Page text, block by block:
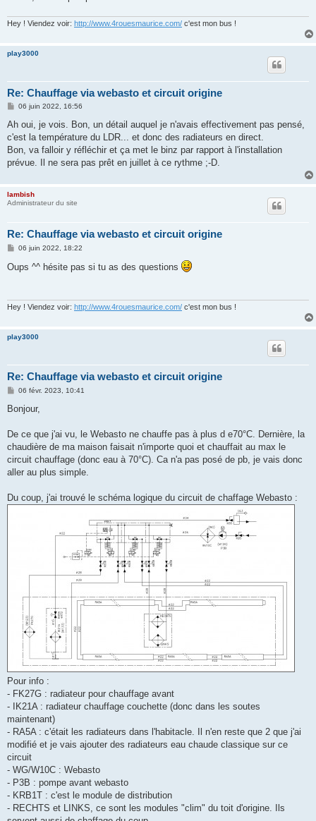
Hey ! Viendez voir: http://www.4rouesmaurice.com/ c'est mon bus !
play3000
Re: Chauffage via webasto et circuit origine
M
s
a
g
06 juin 2022, 16:56
Ah oui, je vois. Bon, un détail auquel je n'avais effectivement pas pensé,
c'est la température du LDR... et donc des radiateurs en direct.
Bon, va falloir y réfléchir et ça met le binz par rapport à l'installation
prévue. Il ne sera pas prêt en juillet à ce rythme ;-D.
lambish
Administrateur du site
Re: Chauffage via webasto et circuit origine
M
s
s
06 juin 2022, 18:22
Oups ^^ hésite pas si tu as des questions
Hey ! Viendez voir: http://www.4rouesmaurice.com/ c'est mon bus !
play3000
Re: Chauffage via webasto et circuit origine
M
s
g
06 févr. 2023, 10:41
Bonjour,
De ce que j'ai vu, le Webasto ne chauffe pas à plus d e70°C. Dernière, la
chaudière de ma maison faisait n'importe quoi et chauffait au max le
circuit chauffage (donc eau à 70°C). Ca n'a pas posé de pb, je vais donc
aller au plus simple.
Du coup, j'ai trouvé le schéma logique du circuit de chaffage Webasto :
Pour info :
- FK27G : radiateur pour chauffage avant
- IK21A : radiateur chauffage couchette (donc dans les soutes
maintenant)
- RA5A : c'était les radiateurs dans l'habitacle. Il n'en reste que 2 que j'ai
modifié et je vais ajouter des radiateurs eau chaude classique sur ce
circuit
- WG/W10C : Webasto
- P3B : pompe avant webasto
- KRB1T : c'est le module de distribution
- RECHTS et LINKS, ce sont les modules "clim" du toit d'origine. Ils